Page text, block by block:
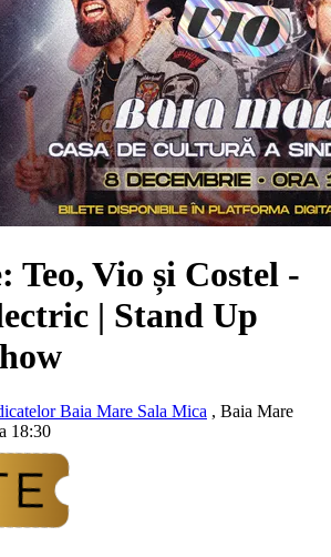
Teo, Vio și Costel -
| Stand Up
Baia Mare Sala Mica , Baia Mare
18:30